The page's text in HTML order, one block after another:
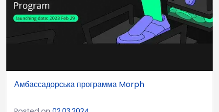
Амбассадорська программа Morph